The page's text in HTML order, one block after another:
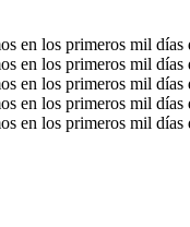
en los primeros mil días
en los primeros mil días
en los primeros mil días
en los primeros mil días
en los primeros mil días